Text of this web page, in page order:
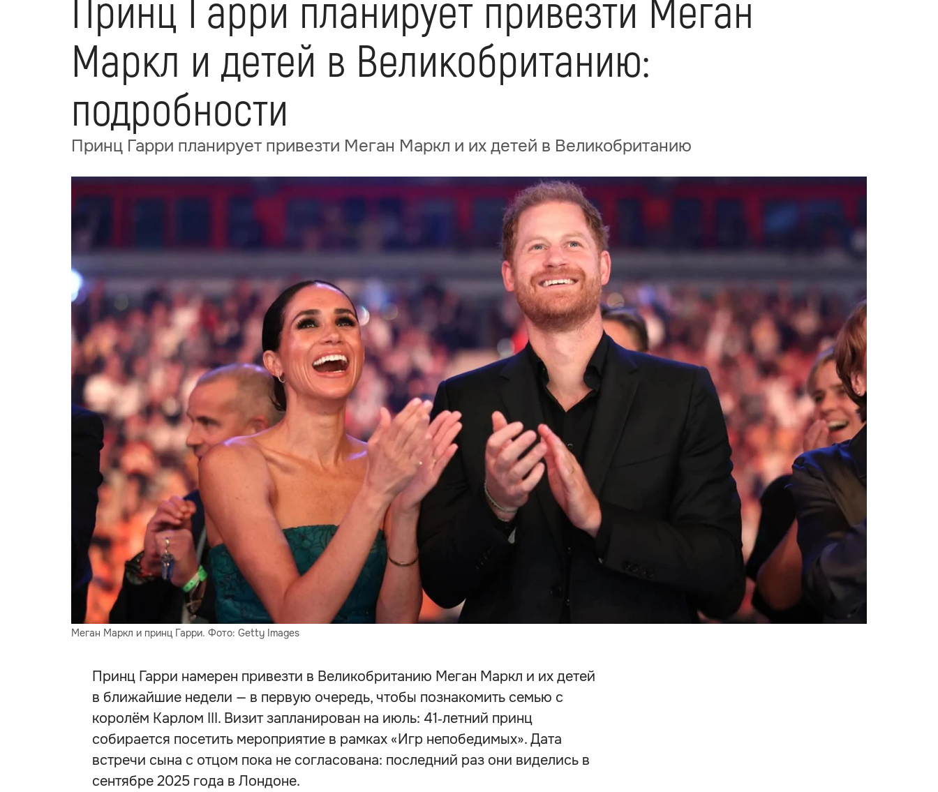
Принц Гарри планирует привезти Меган
Маркл и детей в Великобританию:
подробности
Принц Гарри планирует привезти Меган Маркл и их детей в Великобританию
Меган Маркл и принц Гарри. Фото: Getty Images
Принц Гарри намерен привезти в Великобританию Меган Маркл и их детей
в ближайшие недели — в первую очередь, чтобы познакомить семью с
королём Карлом III. Визит запланирован на июль: 41‑летний принц
собирается посетить мероприятие в рамках «Игр непобедимых». Дата
встречи сына с отцом пока не согласована: последний раз они виделись в
сентябре 2025 года в Лондоне.